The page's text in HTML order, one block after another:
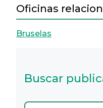
Oficinas
Bruselas
Buscar